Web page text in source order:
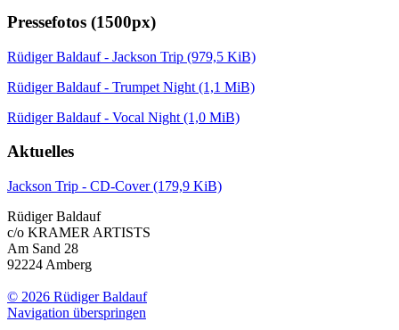
Pressefotos (1500px)
Rüdiger Baldauf - Jackson Trip (979,5 KiB)
Rüdiger Baldauf - Trumpet Night (1,1 MiB)
Rüdiger Baldauf - Vocal Night (1,0 MiB)
Aktuelles
Jackson Trip - CD-Cover(179,9 KiB)
Rüdiger Baldauf
c/o KRAMER ARTISTS
Am Sand 28
92224 Amberg
© 2026 Rüdiger Baldauf
Navigation überspringen